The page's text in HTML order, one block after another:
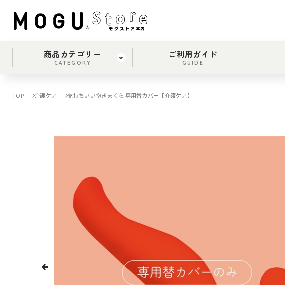
商品カテゴリー
CATEGORY
ご利用ガイド
GUIDE
TOP 介護ケア 気持ちいい抱きまくら 専用替カバー【介護ケア】